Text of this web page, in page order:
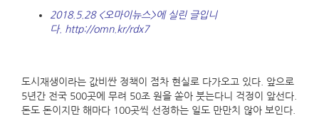
2018.5.28 <오마이뉴스>에 실린 글입니
다. http://omn.kr/rdx7
도시재생이라는 값비싼 정책이 점차 현실로 다가오고 있다. 앞으로
5년간 전국 500곳에 무려 50조 원을 쏟아 붓는다니 걱정이 앞선다.
돈도 돈이지만 해마다 100곳씩 선정하는 일도 만만치 않아 보인다.